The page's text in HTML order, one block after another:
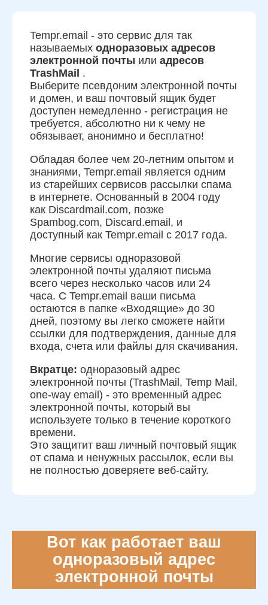
Tempr.email - это сервис для так
называемых одноразовых адресов
электронной почты или адресов
TrashMail .
Выберите псевдоним электронной почты
и домен, и ваш почтовый ящик будет
доступен немедленно - регистрация не
требуется, абсолютно ни к чему не
обязывает, анонимно и бесплатно!
Обладая более чем 20-летним опытом и
знаниями, Tempr.email является одним
из старейших сервисов рассылки спама
в интернете. Основанный в 2004 году
как Discardmail.com, позже
Spambog.com, Discard.email, и
доступный как Tempr.email с 2017 года.
Многие сервисы одноразовой
электронной почты удаляют письма
всего через несколько часов или 24
часа. С Tempr.email ваши письма
остаются в папке «Входящие» до 30
дней, поэтому вы легко сможете найти
ссылки для подтверждения, данные для
входа, счета или файлы для скачивания.
Вкратце: одноразовый адрес
электронной почты (TrashMail, Temp Mail,
one-way email) - это временный адрес
электронной почты, который вы
используете только в течение короткого
времени.
Это защитит ваш личный почтовый ящик
от спама и ненужных рассылок, если вы
не полностью доверяете веб-сайту.
Вот как работает ваш
одноразовый адрес
электронной почты